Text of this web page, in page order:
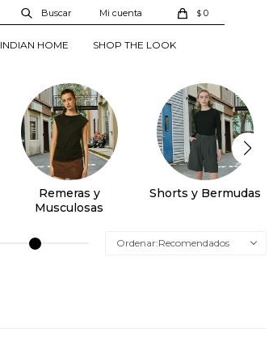
INDIAN HOME SHOP THE LOOK
$ 0
Remeras y
Musculosas
Shorts y Bermudas
Recomendados